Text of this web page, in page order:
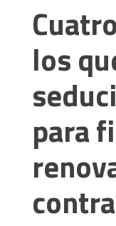
los
para